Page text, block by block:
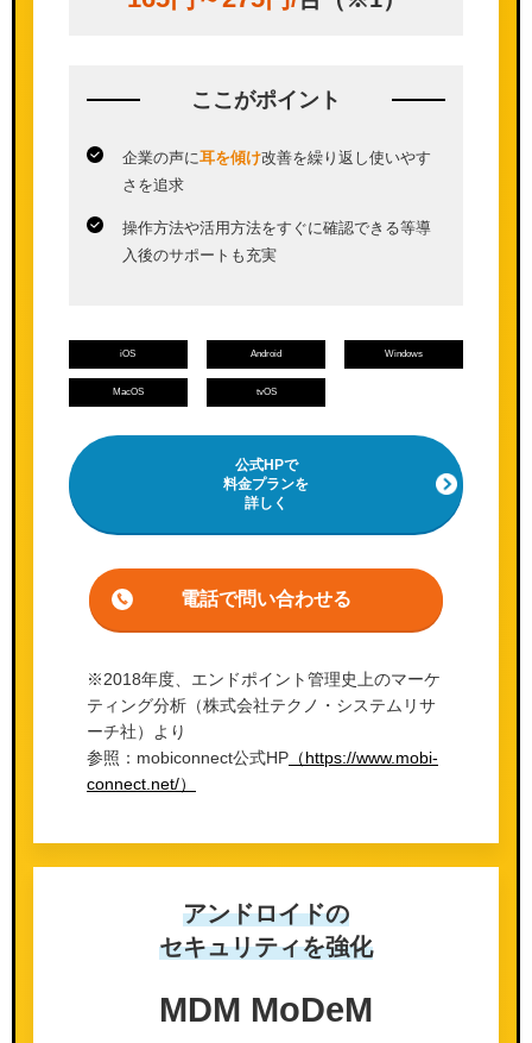
ここがポイント
企業の声に耳を傾け改善を繰り返し使いやす
さを追求
操作方法や活用方法をすぐに確認できる等導
入後のサポートも充実
iOS Android Windows
MacOS tvOS
公式HPで
料金プランを
詳しく
電話で問い合わせる
※2018年度、エンドポイント管理史上のマーケ
ティング分析（株式会社テクノ・システムリサ
ーチ社）より
参照：mobiconnect公式HP （https://www.mobi-
connect.net/）
アンドロイドの
セキュリティを強化
MDM MoDeM